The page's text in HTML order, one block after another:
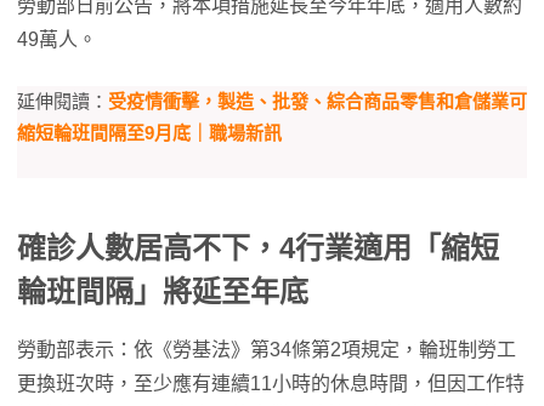
勞動部日前公告，將本項措施延長至今年年底，適用人數約
49萬人。
延伸閱讀： 受疫情衝擊，製造、批發、綜合商品零售和倉儲業可
縮短輪班間隔至9月底｜職場新訊
確診人數居高不下，4行業適用「縮短
輪班間隔」將延至年底
勞動部表示：依《勞基法》第34條第2項規定，輪班制勞工
更換班次時，至少應有連續11小時的休息時間，但因工作特